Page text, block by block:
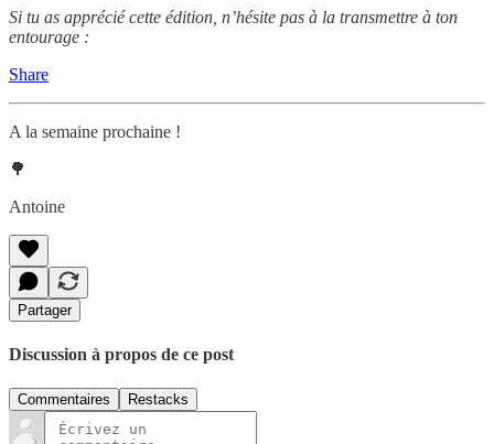
Si tu as apprécié cette édition, n’hésite pas à la transmettre à ton
entourage :
Share
A la semaine prochaine !
🌳
Antoine
Partager
Discussion à propos de ce post
Commentaires Restacks